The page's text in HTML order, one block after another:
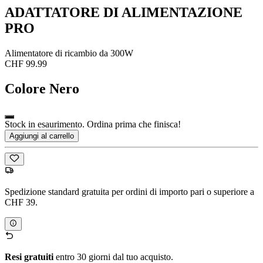
ADATTATORE DI ALIMENTAZIONE
PRO
Alimentatore di ricambio da 300W
CHF 99.99
Colore Nero
Stock in esaurimento. Ordina prima che finisca!
Aggiungi al carrello
Spedizione standard gratuita per ordini di importo pari o superiore a
CHF 39.
Resi gratuiti entro 30 giorni dal tuo acquisto.